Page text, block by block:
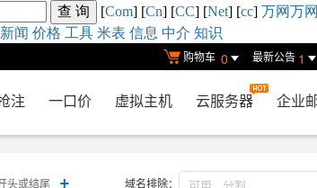
[Com] [Cn] [CC] [Net] [cc] 万网万网
新闻 价格 工具 米表 信息 中介 知识